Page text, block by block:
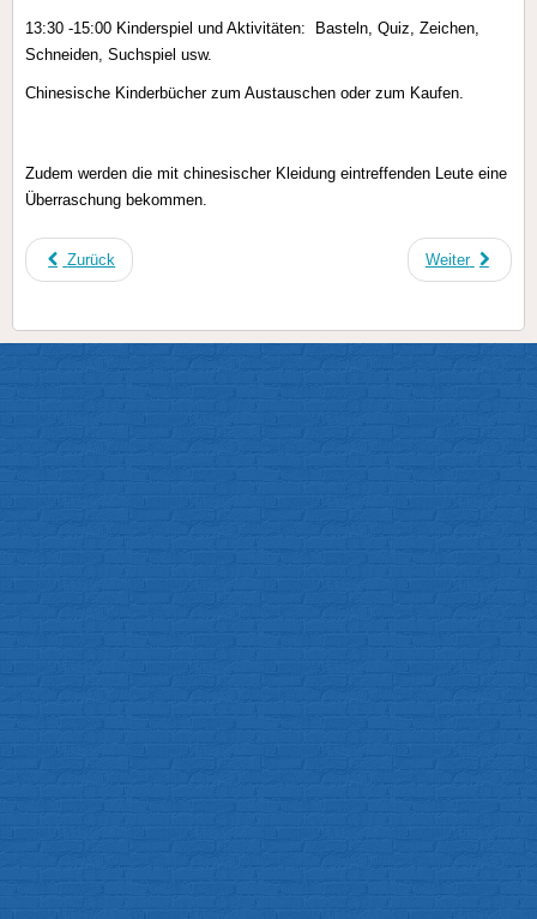
13:30 -15:00 Kinderspiel und Aktivitäten: Basteln, Quiz, Zeichen,
Schneiden, Suchspiel usw.
Chinesische Kinderbücher zum Austauschen oder zum Kaufen.
Zudem werden die mit chinesischer Kleidung eintreffenden Leute eine
Überraschung bekommen.
Zurück Weiter